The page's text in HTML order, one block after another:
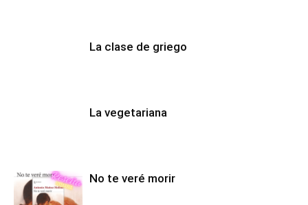
La clase de griego
La vegetariana
No te veré morir